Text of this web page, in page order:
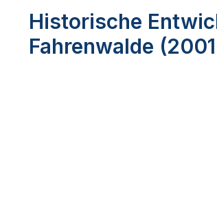
Historische
Fahrenwalde